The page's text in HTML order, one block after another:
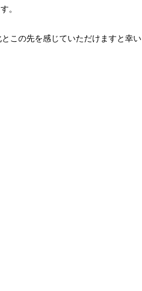
。
この先を感じていただけますと幸い